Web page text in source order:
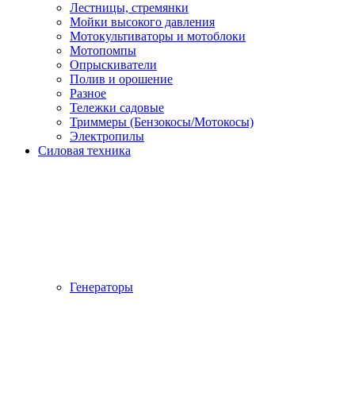
Лестницы, стремянки
Мойки высокого давления
Мотокультиваторы и мотоблоки
Мотопомпы
Опрыскиватели
Полив и орошение
Разное
Тележки садовые
Триммеры (Бензокосы/Мотокосы)
Электропилы
Силовая техника
Генераторы